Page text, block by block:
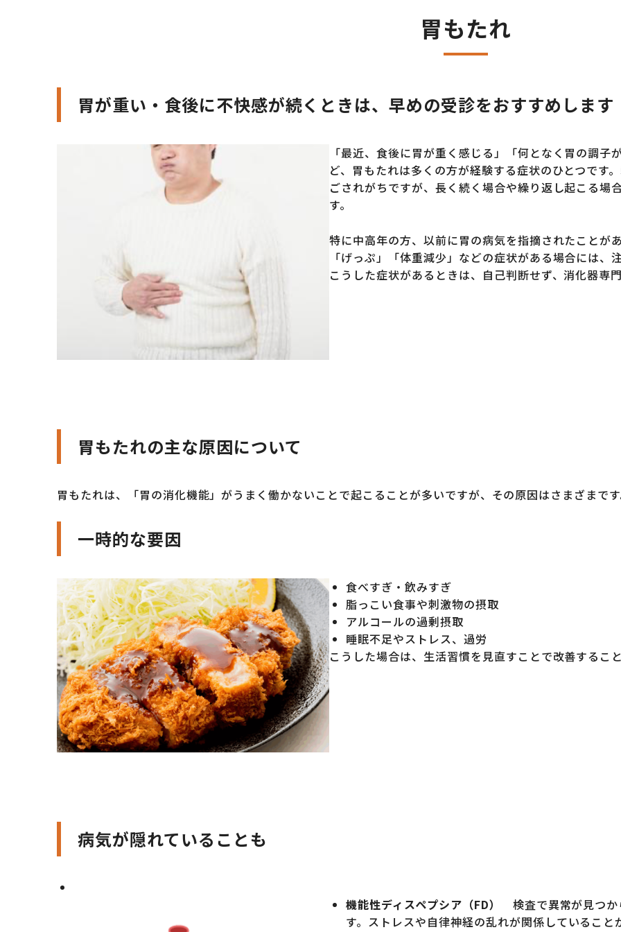
胃もたれ
胃が重い・食後に不快感が続くときは、早めの受診をおすすめします
「最近、食後に胃が重く感じる」「何となく胃の調
ど、胃もたれは多くの方が経験する症状のひとつです
ごされがちですが、長く続く場合や繰り返し起こる場
す。
特に中高年の方、以前に胃の病気を指摘されたことが
「げっぷ」「体重減少」などの症状がある場合には、
こうした症状があるときは、自己判断せず、消化器専
胃もたれの主な原因について
胃もたれは、「胃の消化機能」がうまく働かないことで起こることが多いですが、その原因はさまざまで
一時的な要因
食べすぎ・飲みすぎ
脂っこい食事や刺激物の摂取
アルコールの過剰摂取
睡眠不足やストレス、過労
こうした場合は、生活習慣を見直すことで改善するこ
病気が隠れていることも
機能性ディスペプシア（FD）
検査で異常が見つ
す。ストレスや自律神経の乱れが関係していること